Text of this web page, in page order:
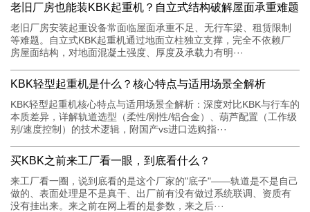
老旧厂房也能装KBK起重机？自立式结构破解屋面承重难题
老旧厂房安装起重设备常面临屋面承重不足、无行车梁、租赁限制
等难题。自立式KBK起重机通过地面立柱独立支撑，完全不依赖厂
房屋面结构，对地面混凝土强度、厚度及承载力有明···
KBK轻型起重机是什么？核心特点与适用场景全解析
KBK轻型起重机核心特点与适用场景全解析：深度对比KBK与行车的
本质差异，详解轨道选型（柔性/刚性/铝合金）、葫芦配置（工作级
别/速度控制）的技术逻辑，附国产vs进口选购指···
买KBK之前来工厂看一眼，到底看什么？
来工厂看一圈，说到底看的是这个厂家的"底子"——轨道是不是自己
做的、表面处理是不是真干、出厂前有没有做过系统联调、资质有
没有挂出来。来之前在网上看的是参数，来之后···